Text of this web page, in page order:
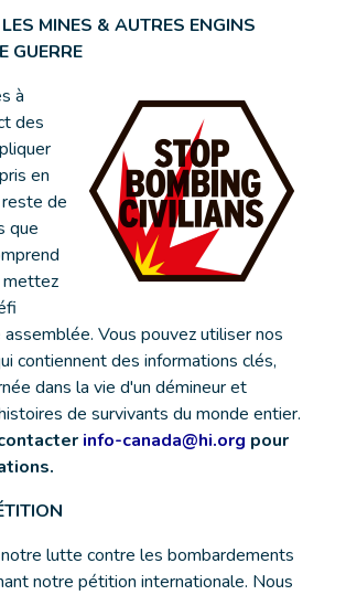
MINES & AUTRES ENGINS
GUERRE
à
des
en
de
que
mettez
Vous pouvez utiliser nos
contiennent des informations clés,
dans la vie d'un démineur et
de survivants du monde entier.
info-canada@hi.org pour
lutte contre les bombardements
notre pétition internationale. Nous